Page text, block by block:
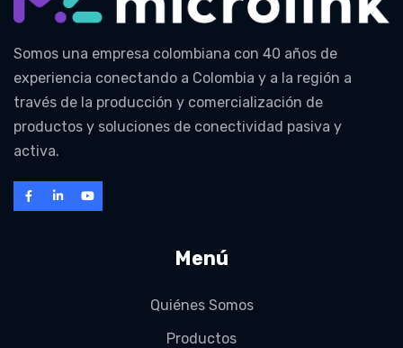
Somos una empresa colombiana con 40 años de
experiencia conectando a Colombia y a la región a
través de la producción y comercialización de
productos y soluciones de conectividad pasiva y
activa.
Menú
Quiénes Somos
Productos